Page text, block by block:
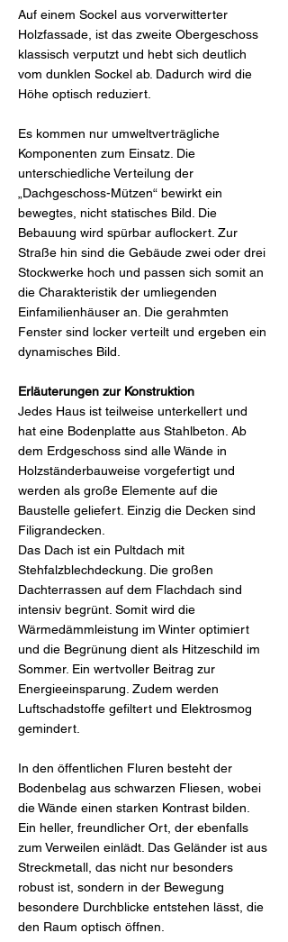
Auf einem Sockel aus vorverwitterter
Holzfassade, ist das zweite Obergeschoss
klassisch verputzt und hebt sich deutlich
vom dunklen Sockel ab. Dadurch wird die
Höhe optisch reduziert.
Es kommen nur umweltverträgliche
Komponenten zum Einsatz. Die
unterschiedliche Verteilung der
„Dachgeschoss-Mützen“ bewirkt ein
bewegtes, nicht statisches Bild. Die
Bebauung wird spürbar auflockert. Zur
Straße hin sind die Gebäude zwei oder drei
Stockwerke hoch und passen sich somit an
die Charakteristik der umliegenden
Einfamilienhäuser an. Die gerahmten
Fenster sind locker verteilt und ergeben ein
dynamisches Bild.
Erläuterungen zur Konstruktion
Jedes Haus ist teilweise unterkellert und
hat eine Bodenplatte aus Stahlbeton. Ab
dem Erdgeschoss sind alle Wände in
Holzständerbauweise vorgefertigt und
werden als große Elemente auf die
Baustelle geliefert. Einzig die Decken sind
Filigrandecken.
Das Dach ist ein Pultdach mit
Stehfalzblechdeckung. Die großen
Dachterrassen auf dem Flachdach sind
intensiv begrünt. Somit wird die
Wärmedämmleistung im Winter optimiert
und die Begrünung dient als Hitzeschild im
Sommer. Ein wertvoller Beitrag zur
Energieeinsparung. Zudem werden
Luftschadstoffe gefiltert und Elektrosmog
gemindert.
In den öffentlichen Fluren besteht der
Bodenbelag aus schwarzen Fliesen, wobei
die Wände einen starken Kontrast bilden.
Ein heller, freundlicher Ort, der ebenfalls
zum Verweilen einlädt. Das Geländer ist aus
Streckmetall, das nicht nur besonders
robust ist, sondern in der Bewegung
besondere Durchblicke entstehen lässt, die
den Raum optisch öffnen.